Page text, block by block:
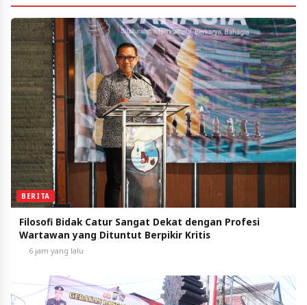
BERITA
Filosofi Bidak Catur Sangat Dekat dengan Profesi
Wartawan yang Dituntut Berpikir Kritis
6 jam yang lalu